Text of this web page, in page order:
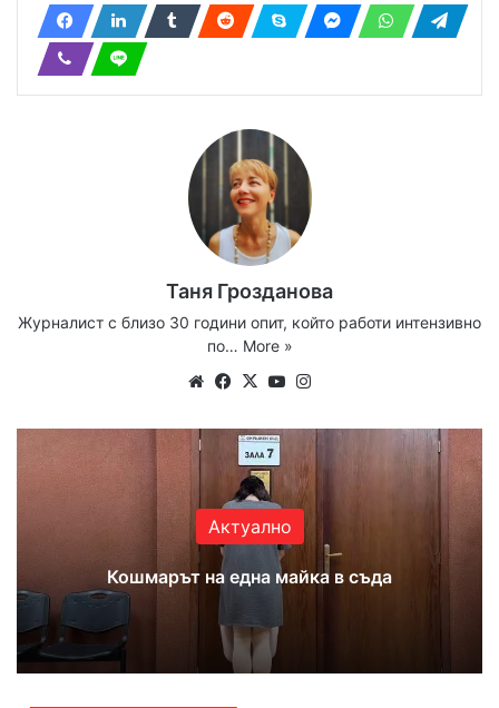
Таня Грозданова
Журналист с близо 30 години опит, който работи интензивно
по… More »
WebsiteFacebook
X YouTube
Актуално
Кошмарът на една майка в съда